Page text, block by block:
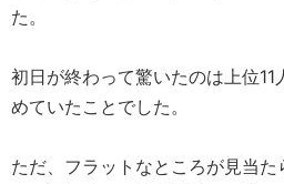
た。
初日が終わって驚いたのは上位
めていたことでした。
ただ、フラットなところが見当